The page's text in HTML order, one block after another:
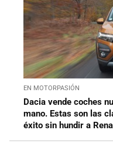
EN MOTORPASIÓN
Dacia vende coches
mano. Estas son las
éxito sin hundir a